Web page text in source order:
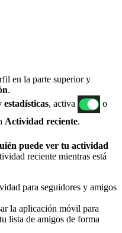
en la parte superior y
.
, activa
o
Actividad reciente.
puede ver tu actividad
reciente mientras está
para seguidores y amigos
la aplicación móvil para
lista de amigos de forma